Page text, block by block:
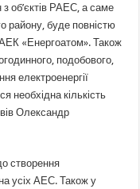
об’єктів РАЕС, а саме
району, буде повністю
«Енергоатом». Також
подобового,
електроенергії
необхідна кількість
Олександр
створення
на усіх АЕС. Також у